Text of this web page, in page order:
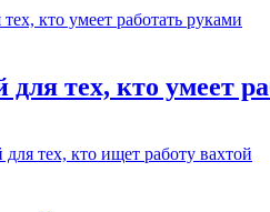
для тех, кто умеет